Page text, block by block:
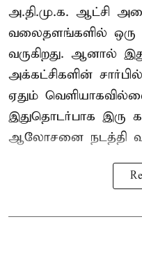
அ.தி.மு.க. ஆட்சி
வலைதளங்களில் ஒரு
வருகிறது. ஆனால்
அக்கட்சிகளின் சார்பில்
ஏதும்
இதுதொடர்பாக இரு
ஆலோசனை நடத்தி